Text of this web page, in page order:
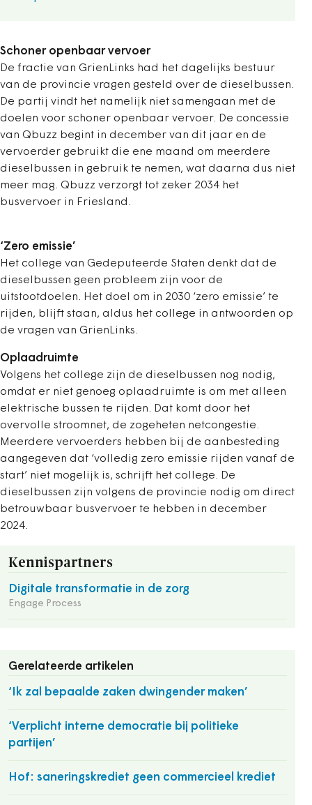
Schoner openbaar vervoer
De fractie van GrienLinks had het dagelijks bestuur
van de provincie vragen gesteld over de dieselbussen.
De partij vindt het namelijk niet samengaan met de
doelen voor schoner openbaar vervoer. De concessie
van Qbuzz begint in december van dit jaar en de
vervoerder gebruikt die ene maand om meerdere
dieselbussen in gebruik te nemen, wat daarna dus niet
meer mag. Qbuzz verzorgt tot zeker 2034 het
busvervoer in Friesland.
‘Zero emissie’
Het college van Gedeputeerde Staten denkt dat de
dieselbussen geen probleem zijn voor de
uitstootdoelen. Het doel om in 2030 ‘zero emissie’ te
rijden, blijft staan, aldus het college in antwoorden op
de vragen van GrienLinks.
Oplaadruimte
Volgens het college zijn de dieselbussen nog nodig,
omdat er niet genoeg oplaadruimte is om met alleen
elektrische bussen te rijden. Dat komt door het
overvolle stroomnet, de zogeheten netcongestie.
Meerdere vervoerders hebben bij de aanbesteding
aangegeven dat ‘volledig zero emissie rijden vanaf de
start’ niet mogelijk is, schrijft het college. De
dieselbussen zijn volgens de provincie nodig om direct
betrouwbaar busvervoer te hebben in december
2024.
Kennispartners
Digitale transformatie in de zorg
Engage Process
Gerelateerde artikelen
‘Ik zal bepaalde zaken dwingender maken’
‘Verplicht interne democratie bij politieke
partijen’
Hof: saneringskrediet geen commercieel krediet